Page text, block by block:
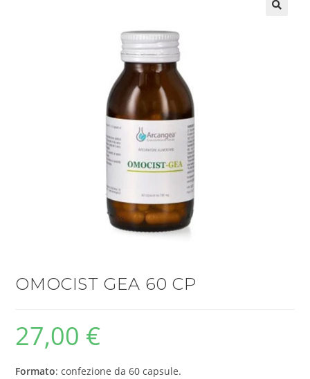
OMOCIST GEA 60 CP
27,00 €
Formato: confezione da 60 capsule.